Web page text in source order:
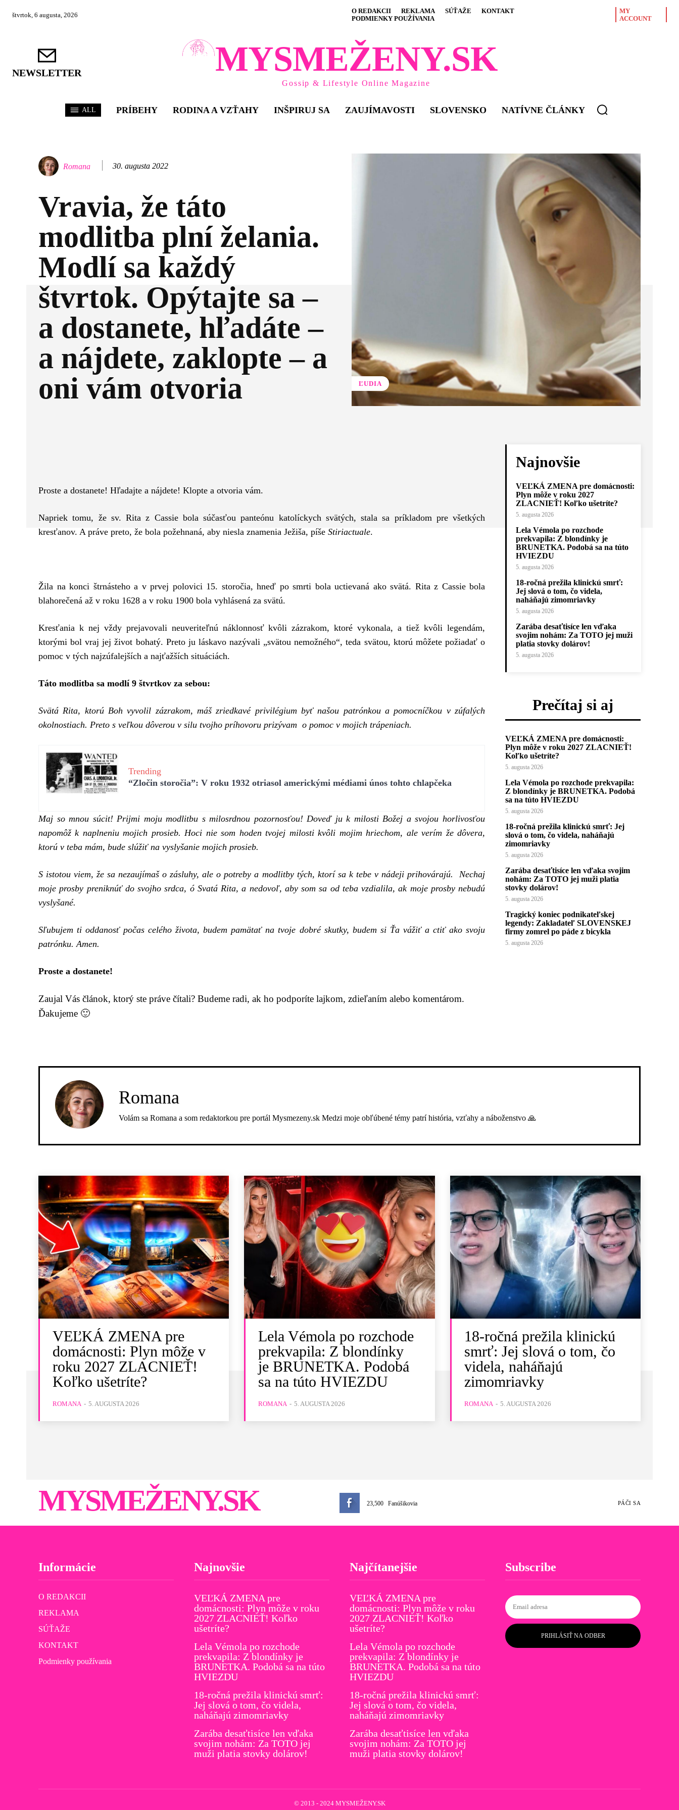
štvrtok, 6 augusta, 2026 O REDAKCII REKLAMA SÚŤAŽE
KONTAKT
PODMIENKY POUŽÍVANIA
MY
ACCOUNT
NEWSLETTER MYSMEŽENY.SK
Gossip & Lifestyle Online Magazine
ALL PRÍBEHY RODINA A VZŤAHY INŠPIRUJ SA ZAUJÍMAVOSTI SLOVENSKO NATÍVNE ČLÁNKY
Romana 30. augusta 2022
Vravia, že táto
modlitba plní želania.
Modlí sa každý
štvrtok. Opýtajte sa –
a dostanete, hľadáte –
a nájdete, zaklopte – a
oni vám otvoria
ĽUDIA
Proste a dostanete! Hľadajte a nájdete! Klopte a otvoria vám.
Napriek tomu, že sv. Rita z Cassie bola súčasťou panteónu katolíckych svätých, stala sa príkladom pre všetkých
kresťanov. A práve preto, že bola požehnaná, aby niesla znamenia Ježiša, píše Stiriactuale.
Žila na konci štrnásteho a v prvej polovici 15. storočia, hneď po smrti bola uctievaná ako svätá. Rita z Cassie bola
blahorečená až v roku 1628 a v roku 1900 bola vyhlásená za svätú.
Kresťania k nej vždy prejavovali neuveriteľnú náklonnosť kvôli zázrakom, ktoré vykonala, a tiež kvôli legendám,
ktorými bol vraj jej život bohatý. Preto ju láskavo nazývali „svätou nemožného“, teda svätou, ktorú môžete požiadať o
pomoc v tých najzúfalejších a najťažších situáciách.
Táto modlitba sa modlí 9 štvrtkov za sebou:
Svätá Rita, ktorú Boh vyvolil zázrakom, máš zriedkavé privilégium byť našou patrónkou a pomocníčkou v zúfalých
okolnostiach. Preto s veľkou dôverou v silu tvojho príhovoru prizývam o pomoc v mojich trápeniach.
Trending
“Zločin storočia”: V roku 1932 otriasol americkými médiami únos tohto chlapčeka
Maj so mnou súcit! Prijmi moju modlitbu s milosrdnou pozornosťou! Doveď ju k milosti Božej a svojou horlivosťou
napomôž k naplneniu mojich prosieb. Hoci nie som hoden tvojej milosti kvôli mojim hriechom, ale verím že dôvera,
ktorú v teba mám, bude slúžiť na vyslyšanie mojich prosieb.
S istotou viem, že sa nezaujímaš o zásluhy, ale o potreby a modlitby tých, ktorí sa k tebe v nádeji prihovárajú. Nechaj
moje prosby preniknúť do svojho srdca, ó Svatá Rita, a nedovoľ, aby som sa od teba vzdialila, ak moje prosby nebudú
vyslyšané.
Sľubujem ti oddanosť počas celého života, budem pamätať na tvoje dobré skutky, budem si Ťa vážiť a ctiť ako svoju
patrónku. Amen.
Proste a dostanete!
Zaujal Vás článok, ktorý ste práve čítali? Budeme radi, ak ho podporíte lajkom, zdieľaním alebo komentárom.
Ďakujeme 🙂
Najnovšie
VEĽKÁ ZMENA pre domácnosti:
Plyn môže v roku 2027
ZLACNIEŤ! Koľko ušetríte?
5. augusta 2026
Lela Vémola po rozchode
prekvapila: Z blondínky je
BRUNETKA. Podobá sa na túto
HVIEZDU
5. augusta 2026
18-ročná prežila klinickú smrť:
Jej slová o tom, čo videla,
naháňajú zimomriavky
5. augusta 2026
Zarába desaťtisíce len vďaka
svojim nohám: Za TOTO jej muži
platia stovky dolárov!
5. augusta 2026
Prečítaj si aj
VEĽKÁ ZMENA pre domácnosti:
Plyn môže v roku 2027 ZLACNIEŤ!
Koľko ušetríte?
5. augusta 2026
Lela Vémola po rozchode prekvapila:
Z blondínky je BRUNETKA. Podobá
sa na túto HVIEZDU
5. augusta 2026
18-ročná prežila klinickú smrť: Jej
slová o tom, čo videla, naháňajú
zimomriavky
5. augusta 2026
Zarába desaťtisíce len vďaka svojim
nohám: Za TOTO jej muži platia
stovky dolárov!
5. augusta 2026
Tragický koniec podnikateľskej
legendy: Zakladateľ SLOVENSKEJ
firmy zomrel po páde z bicykla
5. augusta 2026
Romana
Volám sa Romana a som redaktorkou pre portál Mysmezeny.sk Medzi moje obľúbené témy patrí história, vzťahy a náboženstvo 🙏
VEĽKÁ ZMENA pre
domácnosti: Plyn môže v
roku 2027 ZLACNIEŤ!
Koľko ušetríte?
ROMANA - 5. AUGUSTA 2026
Lela Vémola po rozchode
prekvapila: Z blondínky
je BRUNETKA. Podobá
sa na túto HVIEZDU
ROMANA - 5. AUGUSTA 2026
18-ročná prežila klinickú
smrť: Jej slová o tom, čo
videla, naháňajú
zimomriavky
ROMANA - 5. AUGUSTA 2026
MYSMEŽENY.SK 23,500 Fanúšikovia PÁČI SA
Informácie
O REDAKCII
REKLAMA
SÚŤAŽE
KONTAKT
Podmienky používania
Najnovšie
VEĽKÁ ZMENA pre
domácnosti: Plyn môže v roku
2027 ZLACNIEŤ! Koľko
ušetríte?
Lela Vémola po rozchode
prekvapila: Z blondínky je
BRUNETKA. Podobá sa na túto
HVIEZDU
18-ročná prežila klinickú smrť:
Jej slová o tom, čo videla,
naháňajú zimomriavky
Zarába desaťtisíce len vďaka
svojim nohám: Za TOTO jej
muži platia stovky dolárov!
Najčítanejšie
VEĽKÁ ZMENA pre
domácnosti: Plyn môže v roku
2027 ZLACNIEŤ! Koľko
ušetríte?
Lela Vémola po rozchode
prekvapila: Z blondínky je
BRUNETKA. Podobá sa na túto
HVIEZDU
18-ročná prežila klinickú smrť:
Jej slová o tom, čo videla,
naháňajú zimomriavky
Zarába desaťtisíce len vďaka
svojim nohám: Za TOTO jej
muži platia stovky dolárov!
Subscribe
PRIHLÁSIŤ NA ODBER
© 2013 - 2024 MYSMEŽENY.SK